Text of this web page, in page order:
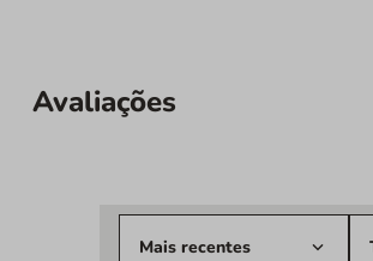
Avaliações
Mais recentes